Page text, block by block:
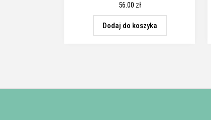
56.00 zł
Dodaj do koszyka